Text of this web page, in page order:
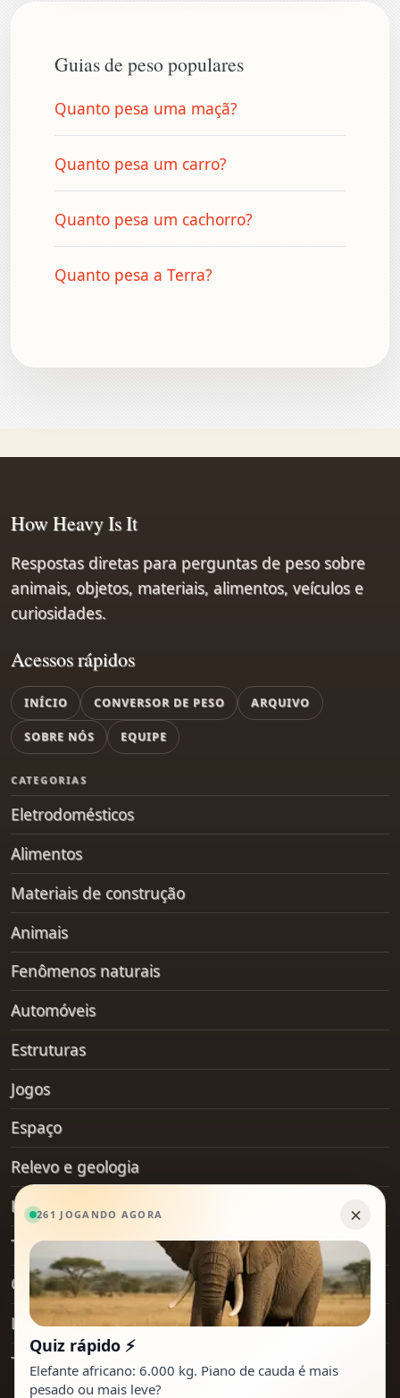
Guias de peso populares
Quanto pesa uma maçã?
Quanto pesa um carro?
Quanto pesa um cachorro?
Quanto pesa a Terra?
Acessos rápidos
INÍCIO CONVERSOR DE PESO ARQUIVO
SOBRE NÓS EQUIPE
CATEGORIAS
Eletrodomésticos
Alimentos
Materiais de construção
Animais
Fenômenos naturais
Automóveis
Estruturas
Jogos
Espaço
Relevo e geologia
Hobby
Transporte
Objetos do dia a dia
Lugares
Tecnologia
How Heavy Is It
Respostas diretas para perguntas de peso sobre
animais, objetos, materiais, alimentos, veículos e
curiosidades.